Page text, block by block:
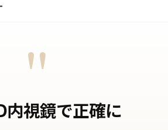
"
内視鏡で正確に